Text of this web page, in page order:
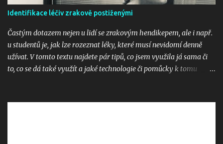
e
Identifikace léčiv zrakově postiženými
Častým dotazem nejen u lidí se zrakovým hendikepem, ale i např.
u studentů je, jak lze rozeznat léky, které musí nevidomí denně
užívat. V tomto textu najdete pár tipů, co jsem využila já sama či
to, co se dá také využít a jaké technologie či pomůcky k tomu
spárovaná s magnetkami či samolepkami, ve kterých jsou čipy a k